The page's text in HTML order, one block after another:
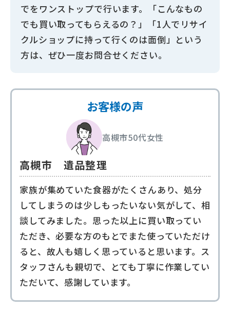
でをワンストップで行います。「こんなもの
でも買い取ってもらえるの？」「1人でリサイ
クルショップに持って行くのは面倒」という
方は、ぜひ一度お問合せください。
お客様の声
高槻市50代女性
高槻市 遺品整理
家族が集めていた食器がたくさんあり、処分
してしまうのは少しもったいない気がして、相
談してみました。思った以上に買い取ってい
ただき、必要な方のもとでまた使っていただけ
ると、故人も嬉しく思っていると思います。ス
タッフさんも親切で、とても丁寧に作業してい
ただいて、感謝しています。